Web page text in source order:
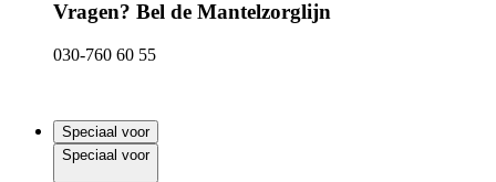
Vragen? Bel de Mantelzorglijn
030-760 60 55
Speciaal voor
Speciaal voor